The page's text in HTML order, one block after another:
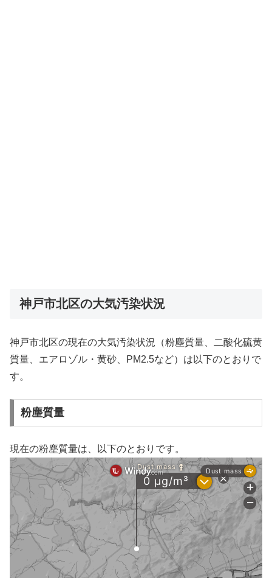
神戸市北区の大気汚染状況
神戸市北区の現在の大気汚染状況（粉塵質量、二酸化硫黄
質量、エアロゾル・黄砂、PM2.5など）は以下のとおりで
す。
粉塵質量
現在の粉塵質量は、以下のとおりです。